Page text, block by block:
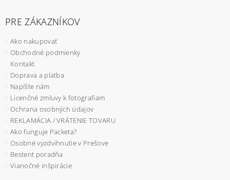
PRE ZÁKAZNÍKOV
Ako nakupovať
Obchodné podmienky
Kontakt
Doprava a platba
Napíšte nám
Licenčné zmluvy k fotografiam
Ochrana osobných údajov
REKLAMÁCIA / VRÁTENIE TOVARU
Ako funguje Packeta?
Osobné vyzdvihnutie v Prešove
Bestent poradňa
Vianočné inšpirácie